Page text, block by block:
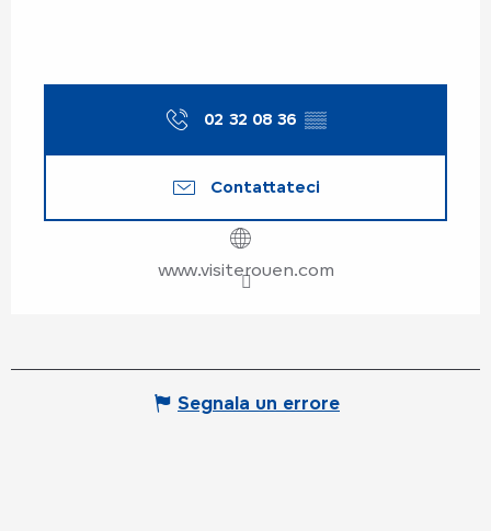
02 32 08 36 ▒▒
Contattateci
www.visiterouen.com
Segnala un errore